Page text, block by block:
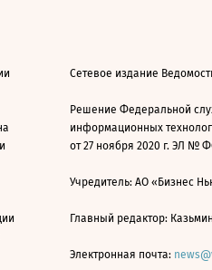
Сетевое издание
Решение Федеральной
информационных
от 27 ноября 2020 г. ЭЛ №
Учредитель: АО «Бизнес
Главный редактор:
Электронная почта: